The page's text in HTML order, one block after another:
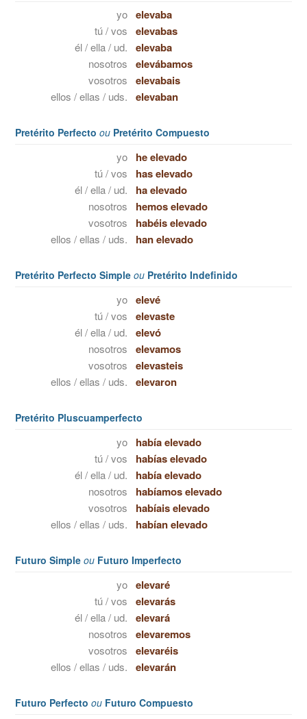
yo elevaba
tú / vos elevabas
él / ella / ud. elevaba
nosotros elevábamos
vosotros elevabais
ellos / ellas / uds. elevaban
Pretérito Perfecto ou Pretérito Compuesto
yo he elevado
tú / vos has elevado
él / ella / ud. ha elevado
nosotros hemos elevado
vosotros habéis elevado
ellos / ellas / uds. han elevado
Pretérito Perfecto Simple ou Pretérito Indefinido
yo elevé
tú / vos elevaste
él / ella / ud. elevó
nosotros elevamos
vosotros elevasteis
ellos / ellas / uds. elevaron
Pretérito Pluscuamperfecto
yo había elevado
tú / vos habías elevado
él / ella / ud. había elevado
nosotros habíamos elevado
vosotros habíais elevado
ellos / ellas / uds. habían elevado
Futuro Simple ou Futuro Imperfecto
yo elevaré
tú / vos elevarás
él / ella / ud. elevará
nosotros elevaremos
vosotros elevaréis
ellos / ellas / uds. elevarán
Futuro Perfecto ou Futuro Compuesto